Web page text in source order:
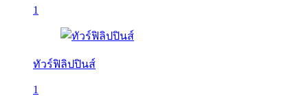
1
ทัวร์ฟิลิปปินส์
1